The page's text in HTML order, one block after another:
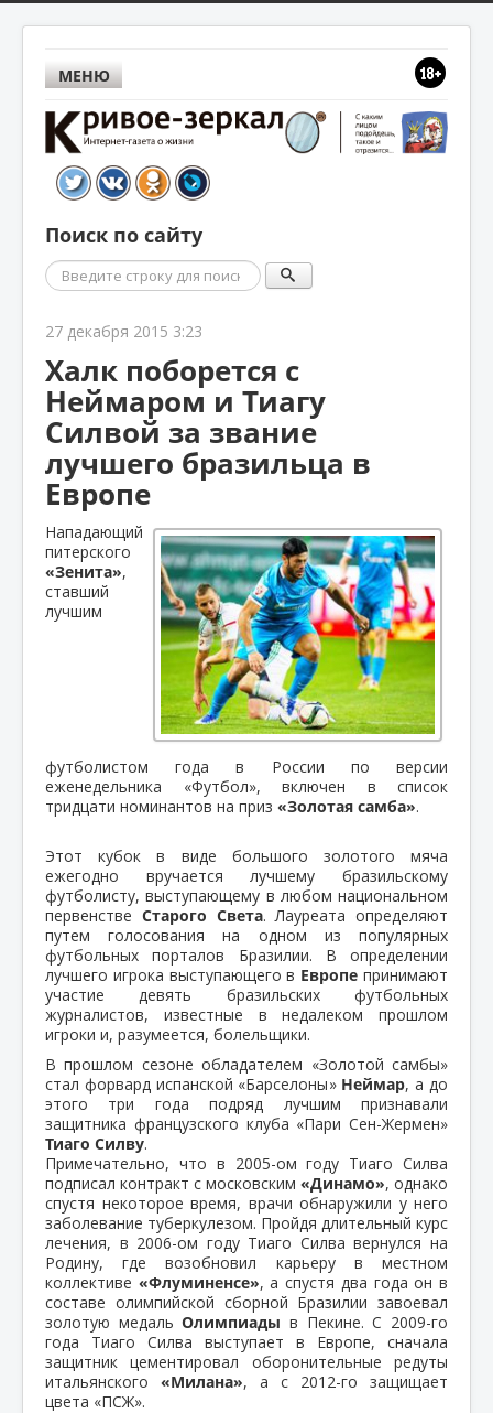
МЕНЮ
Поиск по сайту
Поиск
27 декабря 2015 3:23
Халк поборется с
Неймаром и Тиагу
Силвой за звание
лучшего бразильца в
Европе
Нападающий
питерского
«Зенита»,
ставший
лучшим
футболистом года в России по версии
еженедельника «Футбол», включен в список
тридцати номинантов на приз «Золотая самба».
Этот кубок в виде большого золотого мяча
ежегодно вручается лучшему бразильскому
футболисту, выступающему в любом национальном
первенстве Старого Света. Лауреата определяют
путем голосования на одном из популярных
футбольных порталов Бразилии. В определении
лучшего игрока выступающего в Европе принимают
участие девять бразильских футбольных
журналистов, известные в недалеком прошлом
игроки и, разумеется, болельщики.
В прошлом сезоне обладателем «Золотой самбы»
стал форвард испанской «Барселоны» Неймар, а до
этого три года подряд лучшим признавали
защитника французского клуба «Пари Сен-Жермен»
Тиаго Силву.
Примечательно, что в 2005-ом году Тиаго Силва
подписал контракт с московским «Динамо», однако
спустя некоторое время, врачи обнаружили у него
заболевание туберкулезом. Пройдя длительный курс
лечения, в 2006-ом году Тиаго Силва вернулся на
Родину, где возобновил карьеру в местном
коллективе «Флуминенсе», а спустя два года он в
составе олимпийской сборной Бразилии завоевал
золотую медальОлимпиады в Пекине. С 2009-го
года Тиаго Силва выступает в Европе, сначала
защитник цементировал оборонительные редуты
итальянского «Милана», а с 2012-го защищает
цвета «ПСЖ».